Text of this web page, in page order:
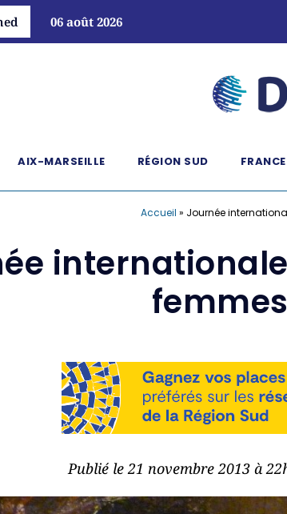
06 août 2026
AIX-MARSEILLE RÉGION SUD FRANCE
Accueil » Journée
Publié le 21 novembre 2013 à